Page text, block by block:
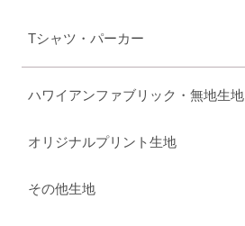
Tシャツ・パーカー
ハワイアンファブリック・無地生地
オリジナルプリント生地
その他生地